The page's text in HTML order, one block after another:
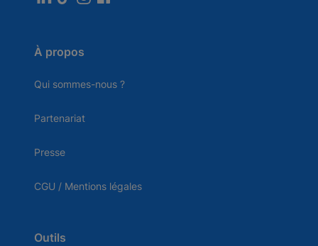
À propos
Qui sommes-nous ?
Partenariat
Presse
CGU / Mentions légales
Outils